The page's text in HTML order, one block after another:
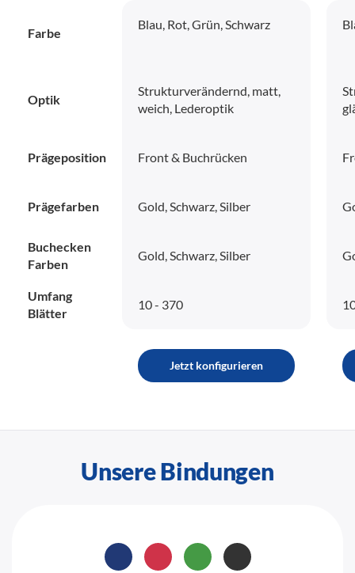
Farbe
Blau, Rot, Grün, Schwarz
Optik
Strukturverändernd, matt,
weich, Lederoptik
Prägeposition Front & Buchrücken
Prägefarben Gold, Schwarz, Silber
Buchecken
Farben
Gold, Schwarz, Silber
Umfang
Blätter
10 - 370
Jetzt konfigurieren
Unsere Bindungen